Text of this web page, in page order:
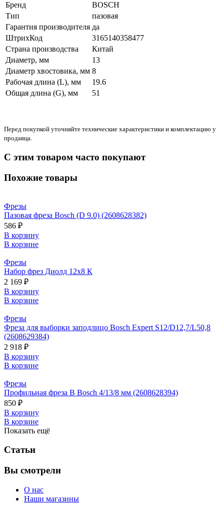
Бренд
BOSCH
Тип
пазовая
Гарантия производителя да
ШтрихКод
3165140358477
Страна производства
Китай
Диаметр, мм
13
Диаметр хвостовика, мм 8
Рабочая длина (L), мм
19.6
Общая длина (G), мм
51
Перед покупкой уточняйте технические характеристики и комплектацию у
продавца.
С этим товаром часто покупают
Похожие товары
Фрезы
Пазовая фреза Bosch (D 9.0) (2608628382)
586 ₽
В корзину
В корзине
Фрезы
Набор фрез Диолд 12x8 К
2 169 ₽
В корзину
В корзине
Фрезы
Фреза для выборки заподлицо Bosch Expert S12/D12,7/L50,8
(2608629384)
2 918 ₽
В корзину
В корзине
Фрезы
Профильная фреза B Bosch 4/13/8 мм (2608628394)
850 ₽
В корзину
В корзине
Показать ещё
Статьи
Вы смотрели
О нас
Наши магазины